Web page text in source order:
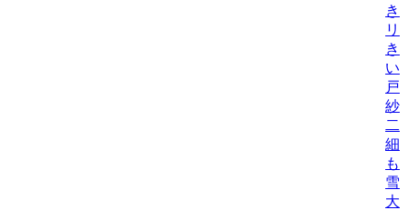
き
リ
き
い
戸
紗/
二
細
も
雪
大